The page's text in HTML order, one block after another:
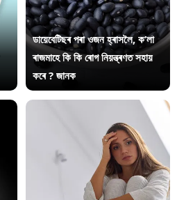
ডায়েবেটিছৰ পৰা ওজন হ্ৰাসলৈ, ক’লা
ৰাজমাহে কি কি ৰোগ নিয়ন্ত্ৰণত সহায়
কৰে ? জানক